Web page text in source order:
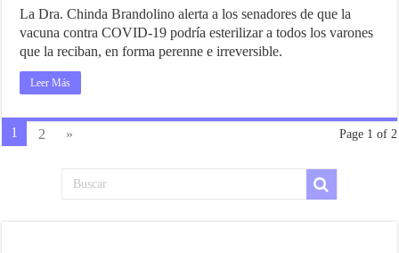
La Dra. Chinda Brandolino alerta a los senadores de que la
vacuna contra COVID-19 podría esterilizar a todos los varones
que la reciban, en forma perenne e irreversible.
Leer Más
Page 1 of 2
1 2 »